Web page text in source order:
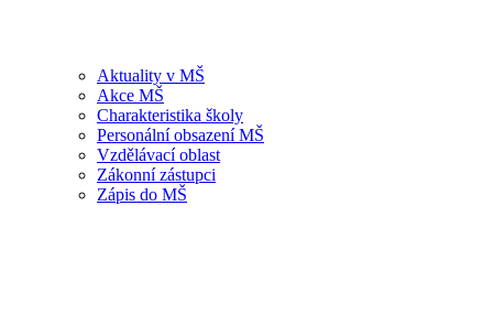
Aktuality v MŠ
Akce MŠ
Charakteristika školy
Personální obsazení MŠ
Vzdělávací oblast
Zákonní zástupci
Zápis do MŠ